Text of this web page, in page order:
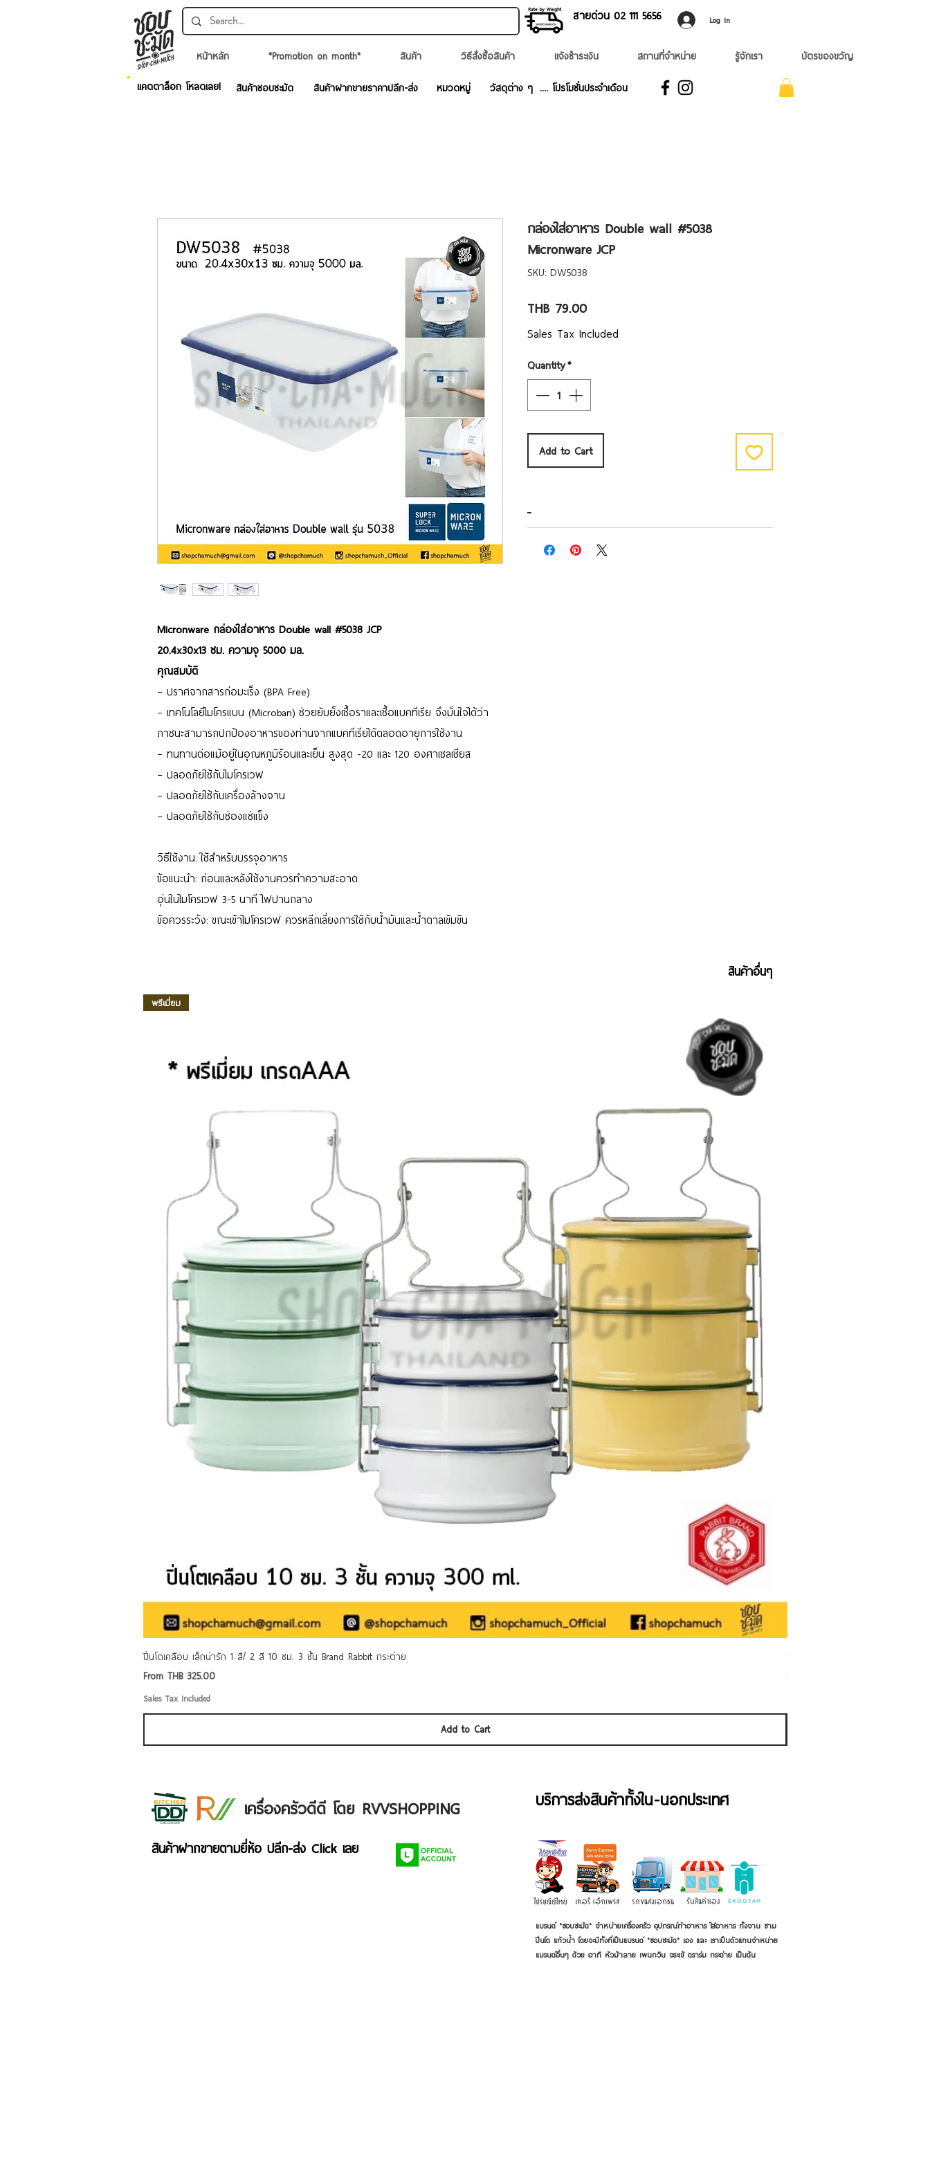
สายด่วน 02 ​111 5656 Log In
หน้าหลัก *Promotion on month* สินค้า วิธีสั่งซื้อสินค้า แจ้งชำระเงิน สถานที่จำหน่าย รู้จักเรา บัตรของขวัญ
สินค้าชอบชะมัด สินค้าฝากขายราคาปลีก-ส่ง หมวดหมู่ วัสดุต่าง ๆ .... โปรโมชั่นประจำเดือน
แคตตาล็อก โหลดเลย!
Micronware กล่องใส่อาหาร Double wall #5038 JCP
20.4x30x13 ซม. ความจุ 5000 มล.
คุณสมบัติ
– ปราศจากสารก่อมะเร็ง (BPA Free)
– เทคโนโลยีไมโครแบน (Microban) ช่วยยับยั้งเชื้อราและเชื้อแบคทีเรีย จึงมั่นใจได้ว่า
ภาชนะสามารถปกป้องอาหารของท่านจากแบคทีเรียได้ตลอดอายุการใช้งาน
– ทนทานต่อแม้อยู่ในอุณหภูมิร้อนและเย็น สูงสุด -20 และ 120 องศาเซลเซียส
– ปลอดภัยใช้กับไมโครเวฟ
– ปลอดภัยใช้กับเครื่องล้างจาน
– ปลอดภัยใช้กับช่องแช่แข็ง
วิธีใช้งาน: ใช้สำหรับบรรจุอาหาร
ข้อแนะนำ: ก่อนและหลังใช้งานควรทำความสะอาด
อุ่นในไมโครเวฟ 3-5 นาที ไฟปานกลาง
ข้อควรระวัง: ขณะเข้าไมโครเวฟ ควรหลีกเลี่ยงการใช้กับน้ำมันและน้ำตาลเข้มข้น
กล่องใส่อาหาร Double wall #5038
Micronware JCP
SKU: DW5038
THB 79.00Price
Sales Tax Included
Quantity*
Add to Cart
สินค้าอื่นๆ
พรีเมี่ยม
ปิ่นโตเคลือบ เล็กน่ารัก 1 สี/ 2 สี 10 ซม. 3 ชั้น Brand Rabbit กระต่าย
From THB 325.00
Sale Price
Sales Tax Included
Add to Cart
ชามเคลือบ Enamel Food grade ล
เครื่องครัวดีดี โดย RVVSHOPPING
สินค้าฝากขายตามยี่ห้อ ปลีก-ส่ง Click เลย
บริการส่งสินค้าทั้งใน-นอกประเทศ
แบรนด์ "ชอบชะมัด" จำหน่ายเครื่องครัว อุปกรณ์ทำอาหาร ใส่อาหาร ทั้งจาน ชาม
ปิ่นโต แก้วน้ำ โดยจะมีทั้งที่เป็นแบรนด์ "ชอบชะมัด" เอง และ เราเป็นตัวแทนจำหน่าย
แบรนด์อื่นๆ ด้วย อาทิ หัวม้าลาย เพนกวิน จระเข้ ตราร่ม กระต่าย เป็นต้น